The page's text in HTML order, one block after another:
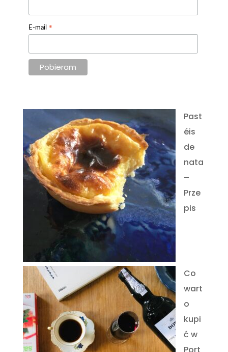
E-mail *
Past
éis
de
nata
–
Prze
pis
Co
wart
o
kupi
ć w
Port